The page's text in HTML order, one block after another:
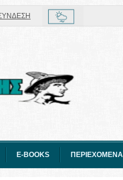
E-BOOKS ΠΕΡΙΕΧΟΜΕΝΑ